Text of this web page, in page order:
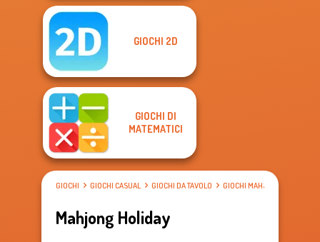
GIOCHI 2D
GIOCHI DI
MATEMATICI
GIOCHI GIOCHI CASUAL GIOCHI DA TAVOLO GIOCHI MAHJONG
Mahjong Holiday